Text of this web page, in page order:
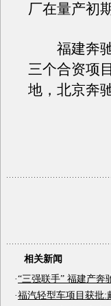
厂在量产初
福建奔驰
三个合资项
地，北京奔
相关新闻
·“三强联手” 福建产奔
·福汽轻型车项目获批: